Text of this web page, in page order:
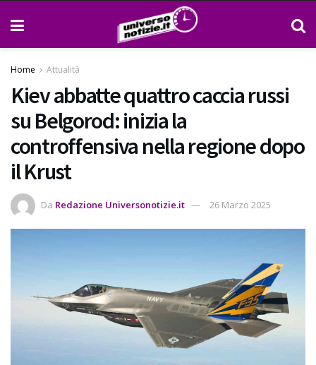
Home Attualità
Kiev abbatte quattro caccia russi
su Belgorod: inizia la
controffensiva nella regione dopo
il Krust
Da Redazione Universonotizie.it 26 Marzo 2025